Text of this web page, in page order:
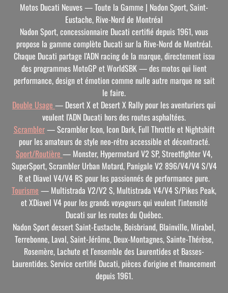
Motos Ducati Neuves — Toute la Gamme | Nadon Sport, Saint-
Eustache, Rive-Nord de Montréal
Nadon Sport, concessionnaire Ducati certifié depuis 1961, vous
propose la gamme complète Ducati sur la Rive-Nord de Montréal.
Chaque Ducati partage l'ADN racing de la marque, directement issu
des programmes MotoGP et WorldSBK — des motos qui lient
performance, design et émotion comme nulle autre marque ne sait
le faire.
Double Usage — Desert X et Desert X Rally pour les aventuriers qui
veulent l'ADN Ducati hors des routes asphaltées.
Scrambler— Scrambler Icon, Icon Dark, Full Throttle et Nightshift
pour les amateurs de style neo-rétro accessible et décontracté.
Sport/Routière — Monster, Hypermotard V2 SP, Streetfighter V4,
SuperSport, Scrambler Urban Motard, Panigale V2 896/V4/V4 S/V4
R et Diavel V4/V4 RS pour les passionnés de performance pure.
Tourisme — Multistrada V2/V2 S, Multistrada V4/V4 S/Pikes Peak,
et XDiavel V4 pour les grands voyageurs qui veulent l'intensité
Ducati sur les routes du Québec.
Nadon Sport dessert Saint-Eustache, Boisbriand, Blainville, Mirabel,
Terrebonne, Laval, Saint-Jérôme, Deux-Montagnes, Sainte-Thérèse,
Rosemère, Lachute et l'ensemble des Laurentides et Basses-
Laurentides. Service certifié Ducati, pièces d'origine et financement
depuis 1961.